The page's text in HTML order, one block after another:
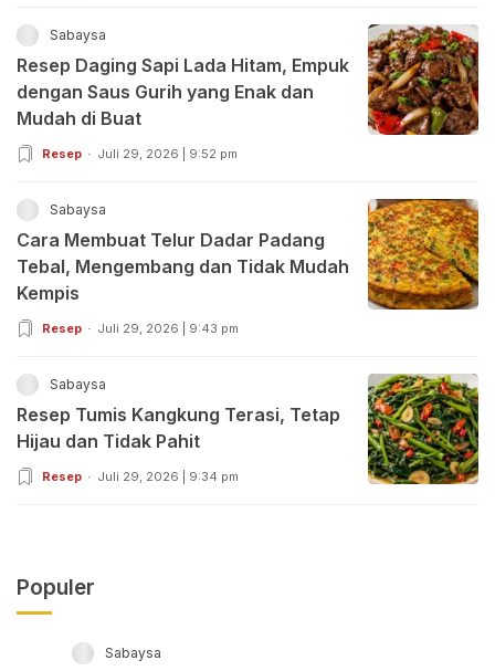
Sabaysa
Resep Daging Sapi Lada Hitam, Empuk
dengan Saus Gurih yang Enak dan
Mudah di Buat
Resep Juli 29, 2026 | 9:52 pm
Sabaysa
Cara Membuat Telur Dadar Padang
Tebal, Mengembang dan Tidak Mudah
Kempis
Resep Juli 29, 2026 | 9:43 pm
Sabaysa
Resep Tumis Kangkung Terasi, Tetap
Hijau dan Tidak Pahit
Resep Juli 29, 2026 | 9:34 pm
Populer
Sabaysa